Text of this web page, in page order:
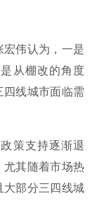
伟认为，一是
从棚改的角度
线城市面临需
策支持逐渐退
尤其随着市场热
大部分三四线城